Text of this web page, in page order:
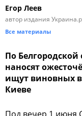
Егор Леев
автор издания
Все материалы
По
наносят
ищут виновных
Киеве